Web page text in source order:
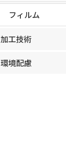
フィルム
加工技術
環境配慮